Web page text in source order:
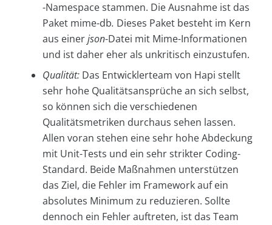
-Namespace stammen. Die Ausnahme ist das
Paket mime-db. Dieses Paket besteht im Kern
aus einerjson-Datei mit Mime-Informationen
und ist daher eher als unkritisch einzustufen.
Qualität: Das Entwicklerteam von Hapi stellt
sehr hohe Qualitätsansprüche an sich selbst,
so können sich die verschiedenen
Qualitätsmetriken durchaus sehen lassen.
Allen voran stehen eine sehr hohe Abdeckung
mit Unit-Tests und ein sehr strikter Coding-
Standard. Beide Maßnahmen unterstützen
das Ziel, die Fehler im Framework auf ein
absolutes Minimum zu reduzieren. Sollte
dennoch ein Fehler auftreten, ist das Team